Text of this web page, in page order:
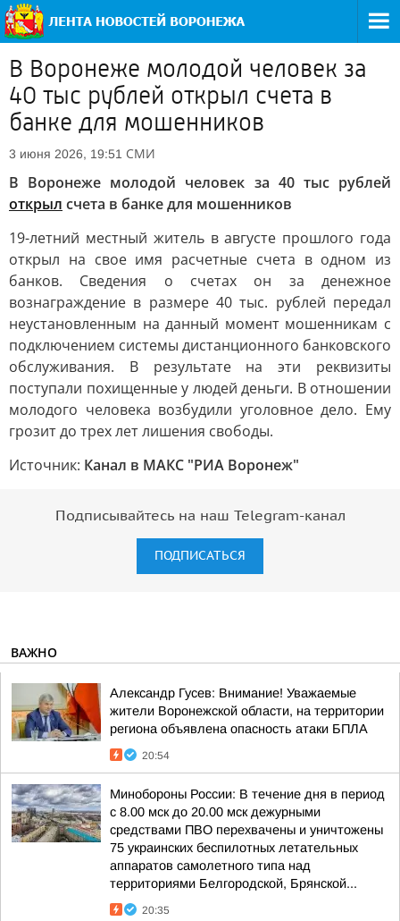
В Воронеже молодой человек за
40 тыс рублей открыл счета в
банке для мошенников
3 июня 2026, 19:51 СМИ
В Воронеже молодой человек за 40 тыс рублей
открыл счета в банке для мошенников
19-летний местный житель в августе прошлого года
открыл на свое имя расчетные счета в одном из
банков. Сведения о счетах он за денежное
вознаграждение в размере 40 тыс. рублей передал
неустановленным на данный момент мошенникам с
подключением системы дистанционного банковского
обслуживания. В результате на эти реквизиты
поступали похищенные у людей деньги. В отношении
молодого человека возбудили уголовное дело. Ему
грозит до трех лет лишения свободы.
Источник: Канал в МАКС "РИА Воронеж"
Подписывайтесь на наш Telegram-канал
ПОДПИСАТЬСЯ
ВАЖНО
Александр Гусев: Внимание! Уважаемые
жители Воронежской области, на территории
региона объявлена опасность атаки БПЛА
20:54
Минобороны России: В течение дня в период
с 8.00 мск до 20.00 мск дежурными
средствами ПВО перехвачены и уничтожены
75 украинских беспилотных летательных
аппаратов самолетного типа над
территориями Белгородской, Брянской...
20:35